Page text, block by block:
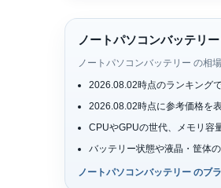
ノートパソコンバッテリ
ノートパソコンバッテリー の相
2026.08.02時点のランキング
2026.08.02時点に参考価格を
CPUやGPUの世代、メモリ容
バッテリー状態や液晶・筐体
ノートパソコンバッテリー のブ